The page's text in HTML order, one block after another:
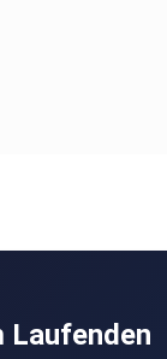
Laufenden